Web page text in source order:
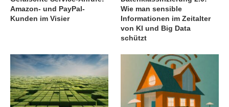
Amazon- und PayPal-
Kunden im Visier
Wie man sensible
Informationen im Zeitalter
von KI und Big Data
schützt